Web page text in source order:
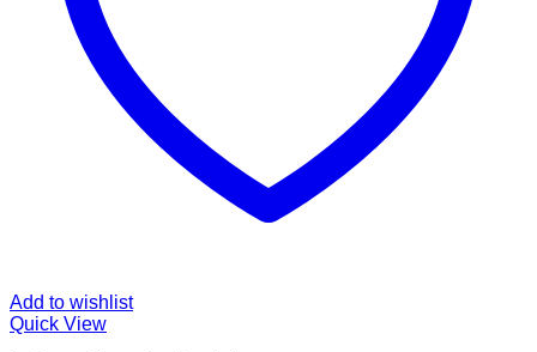
Add to wishlist
Quick View